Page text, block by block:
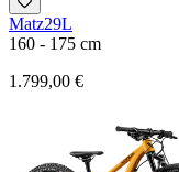
Matz29L
160 - 175 cm
1.799,00 €